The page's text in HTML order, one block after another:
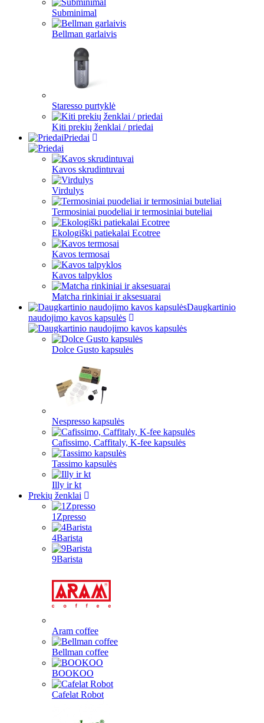
Subminimal
Bellman garlaivis
Staresso purtyklė
Kiti prekių ženklai / priedai
Priedai
Kavos skrudintuvai
Virdulys
Termosiniai puodeliai ir termosiniai buteliai
Ekologiški patiekalai Ecotree
Kavos termosai
Kavos talpyklos
Matcha rinkiniai ir aksesuarai
Daugkartinio
naudojimo kavos kapsulės
Dolce Gusto kapsulės
Nespresso kapsulės
Cafissimo, Caffitaly, K-fee kapsulės
Tassimo kapsulės
Illy ir kt
Prekių ženklai
1Zpresso
4Barista
9Barista
Aram coffee
Bellman coffee
BOOKOO
Cafelat Robot